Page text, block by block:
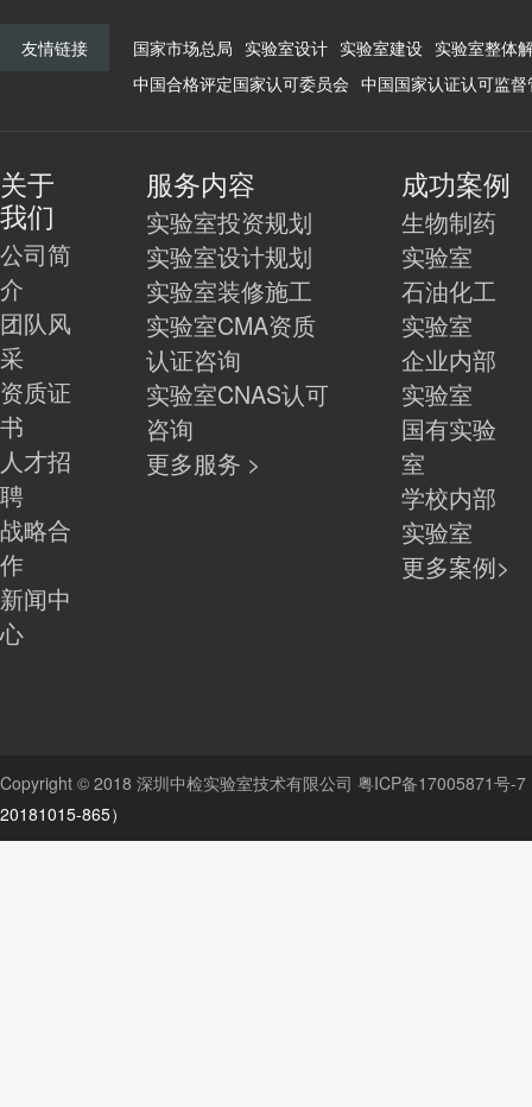
友情链接 国家市场总局 实验室设计 实验室建设 实验室整体
中国合格评定国家认可委员会 中国国家认证认可监
关于
我们
公司简
介
团队风
采
资质证
书
人才招
聘
战略合
作
新闻中
心
服务内容
实验室投资规划
实验室设计规划
实验室装修施工
实验室CMA资质
认证咨询
实验室CNAS认可
咨询
更多服务 >
成功案例
生物制药
实验室
石油化工
实验室
企业内部
实验室
国有实验
室
学校内部
实验室
更多案例>
Copyright © 2018 深圳中检实验室技术有限公司 粤ICP备17005871号-7
20181015-865）